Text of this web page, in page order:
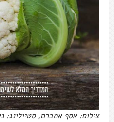
צילום: אסף אמברם, סטיילינג: